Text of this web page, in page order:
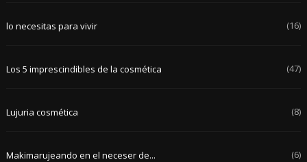
lo necesitas para vivir (16)
Los 5 imprescindibles de la cosmética (47)
Lujuria cosmética (8)
Makimarujeando en el neceser de... (6)